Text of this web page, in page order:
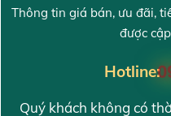
Thông tin giá bán, ưu đãi,
được
Hotline:
Quý khách không có